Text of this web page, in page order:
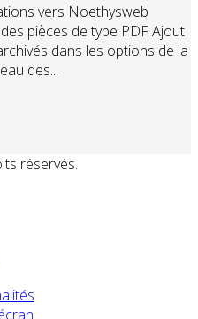
vers Noethysweb
pièces de type PDF Ajout
dans les options de la
des...
réservés.